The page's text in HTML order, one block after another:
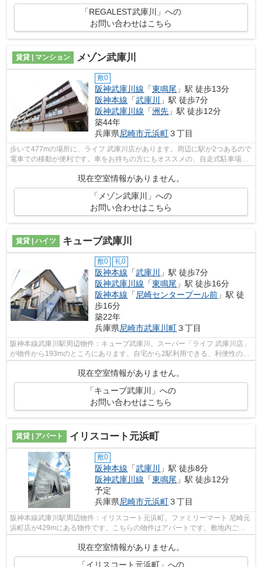
「REGALEST武庫川」への
お問い合わせはこちら
賃貸 | マンション メゾン武庫川
敷0
阪神武庫川線 「東鳴尾 」駅 徒歩13分
阪神本線 「武庫川
」駅 徒歩7分
阪神武庫川線 「洲先 」駅 徒歩12分
築44年
兵庫県尼崎市元浜町３丁目
歩いて477mの場所に、ライフ 武庫川店があります。周辺に駅が2つあるので
電車での移動が便利です。車をお持ちの方にもオススメの、自走式駐車場を
利用できる物件です。こちらの物件は...
現在空室情報がありません。
「メゾン武庫川」への
お問い合わせはこちら
賃貸 | ハイツ キューブ武庫川
敷0 礼0
阪神本線 「武庫川
」駅 徒歩7分
阪神武庫川線 「東鳴尾 」駅 徒歩16分
阪神本線 「尼崎センタープール前 」駅 徒
歩16分
築22年
兵庫県尼崎市武庫川町３丁目
阪神本線武庫川駅周辺物件：キューブ武庫川。スーパー「ライフ 武庫川店」
が物件から193mのところにあります。自宅から2駅利用できる、利便性の高
現在空室情報がありません。
「キューブ武庫川」への
お問い合わせはこちら
賃貸 | アパート イリスコート元浜町
敷0
阪神本線 「武庫川
」駅 徒歩8分
阪神武庫川線 「東鳴尾 」駅 徒歩12分
予定
兵庫県尼崎市元浜町３丁目
阪神本線武庫川駅周辺物件：イリスコート元浜町。ファミリーマート 尼崎元
浜町店が429mにある物件です。こちらの物件はアパートです。敷地内ごみ
現在空室情報がありません。
「イリスコート元浜町」への